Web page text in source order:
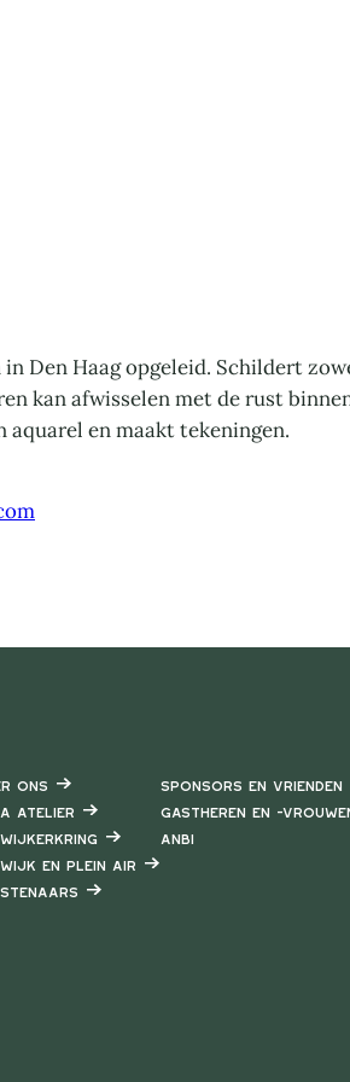
Den Haag opgeleid. Schildert
kan afwisselen met de rust
en maakt tekeningen.
ons
Atelier
en Plein air
Sponsors en vrienden
Gastheren en -
ANBI